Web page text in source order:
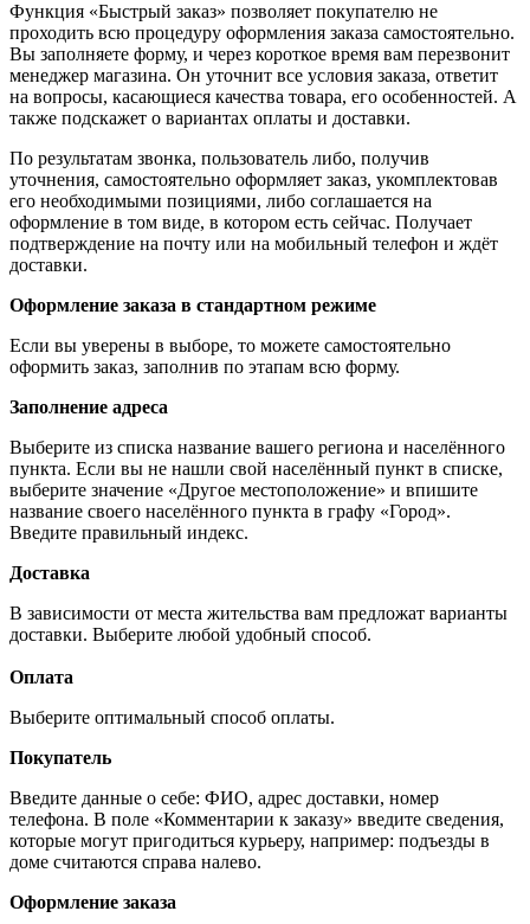
Функция «Быстрый заказ» позволяет покупателю не
проходить всю процедуру оформления заказа самостоятельно.
Вы заполняете форму, и через короткое время вам перезвонит
менеджер магазина. Он уточнит все условия заказа, ответит
на вопросы, касающиеся качества товара, его особенностей. А
также подскажет о вариантах оплаты и доставки.
По результатам звонка, пользователь либо, получив
уточнения, самостоятельно оформляет заказ, укомплектовав
его необходимыми позициями, либо соглашается на
оформление в том виде, в котором есть сейчас. Получает
подтверждение на почту или на мобильный телефон и ждёт
доставки.
Оформление заказа в стандартном режиме
Если вы уверены в выборе, то можете самостоятельно
оформить заказ, заполнив по этапам всю форму.
Заполнение адреса
Выберите из списка название вашего региона и населённого
пункта. Если вы не нашли свой населённый пункт в списке,
выберите значение «Другое местоположение» и впишите
название своего населённого пункта в графу «Город».
Введите правильный индекс.
Доставка
В зависимости от места жительства вам предложат варианты
доставки. Выберите любой удобный способ.
Оплата
Выберите оптимальный способ оплаты.
Покупатель
Введите данные о себе: ФИО, адрес доставки, номер
телефона. В поле «Комментарии к заказу» введите сведения,
которые могут пригодиться курьеру, например: подъезды в
доме считаются справа налево.
Оформление заказа